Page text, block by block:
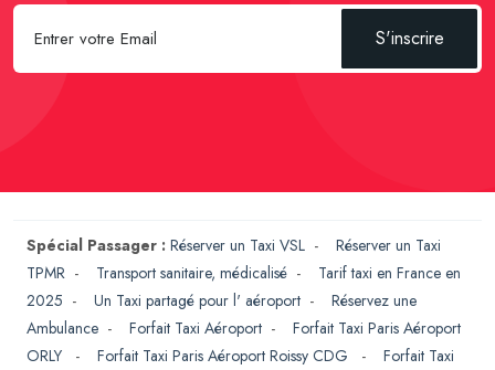
S'inscrire
Spécial Passager : Réserver un Taxi VSL - Réserver un Taxi
TPMR - Transport sanitaire, médicalisé - Tarif taxi en France en
2025 - Un Taxi partagé pour l' aéroport - Réservez une
Ambulance - Forfait Taxi Aéroport - Forfait Taxi Paris Aéroport
ORLY
- Forfait Taxi Paris Aéroport Roissy CDG - Forfait Taxi